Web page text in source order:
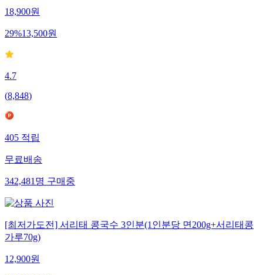
18,900원
29%13,500원
4.7
(8,848)
405 적립
무료배송
342,481 명 구매중
[최저가도전] 서리태 콩국수 3인분(1인분당 면200g+서리태콩
가루70g)
12,900원